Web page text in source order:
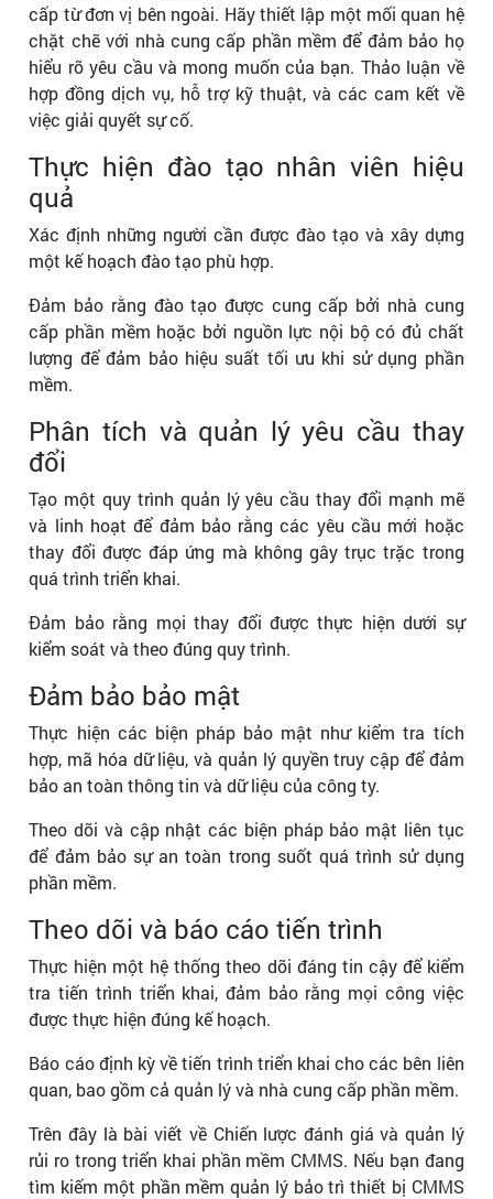
cấp từ đơn vị bên ngoài. Hãy thiết lập một mối quan hệ
chặt chẽ với nhà cung cấp phần mềm để đảm bảo họ
hiểu rõ yêu cầu và mong muốn của bạn. Thảo luận về
hợp đồng dịch vụ, hỗ trợ kỹ thuật, và các cam kết về
việc giải quyết sự cố.
Thực hiện đào tạo nhân viên hiệu
quả
Xác định những người cần được đào tạo và xây dựng
một kế hoạch đào tạo phù hợp.
Đảm bảo rằng đào tạo được cung cấp bởi nhà cung
cấp phần mềm hoặc bởi nguồn lực nội bộ có đủ chất
lượng để đảm bảo hiệu suất tối ưu khi sử dụng phần
mềm.
Phân tích và quản lý yêu cầu thay
đổi
Tạo một quy trình quản lý yêu cầu thay đổi mạnh mẽ
và linh hoạt để đảm bảo rằng các yêu cầu mới hoặc
thay đổi được đáp ứng mà không gây trục trặc trong
quá trình triển khai.
Đảm bảo rằng mọi thay đổi được thực hiện dưới sự
kiểm soát và theo đúng quy trình.
Đảm bảo bảo mật
Thực hiện các biện pháp bảo mật như kiểm tra tích
hợp, mã hóa dữ liệu, và quản lý quyền truy cập để đảm
bảo an toàn thông tin và dữ liệu của công ty.
Theo dõi và cập nhật các biện pháp bảo mật liên tục
để đảm bảo sự an toàn trong suốt quá trình sử dụng
phần mềm.
Theo dõi và báo cáo tiến trình
Thực hiện một hệ thống theo dõi đáng tin cậy để kiểm
tra tiến trình triển khai, đảm bảo rằng mọi công việc
được thực hiện đúng kế hoạch.
Báo cáo định kỳ về tiến trình triển khai cho các bên liên
quan, bao gồm cả quản lý và nhà cung cấp phần mềm.
Trên đây là bài viết về Chiến lược đánh giá và quản lý
rủi ro trong triển khai phần mềm CMMS. Nếu bạn đang
tìm kiếm một phần mềm quản lý bảo trì thiết bị CMMS